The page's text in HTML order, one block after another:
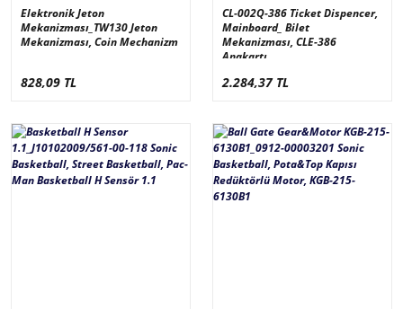
Elektronik Jeton
Mekanizması_TW130 Jeton
Mekanizması, Coin Mechanizm
828,09 TL
CL-002Q-386 Ticket Dispencer,
Mainboard_ Bilet
Mekanizması, CLE-386
Anakartı
2.284,37 TL